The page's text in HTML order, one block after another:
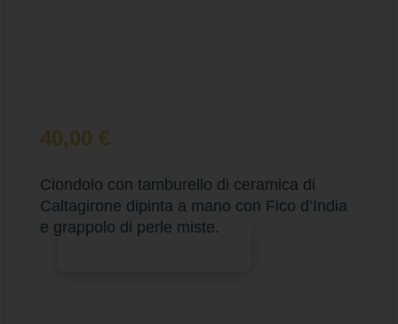
40,00 €
Ciondolo con tamburello di ceramica di
Caltagirone dipinta a mano con Fico d’India
e grappolo di perle miste.